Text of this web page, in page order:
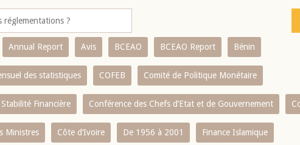
Annual Report Avis BCEAO BCEAO Report Bénin
des statistiques COFEB Comité de Politique Monétaire
Financière Conférence des Chefs d’Etat et de Gouvernement
Ministres Côte d’Ivoire De 1956 à 2001 Finance Islamique